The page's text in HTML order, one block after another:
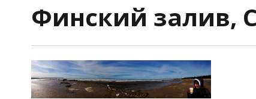
Финский залив,